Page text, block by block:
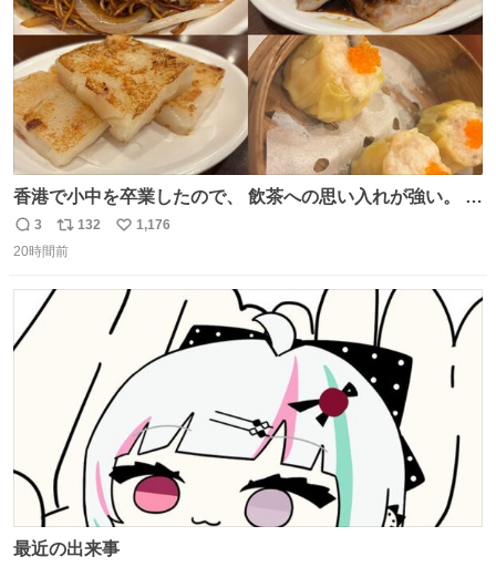
香港で小中を卒業したので、 飲茶への思い入れが強い。 常
に現地の味を探している。 横浜中華街まで行き、店を厳選
すれば流石に出会えるけど、もっと近場で気軽に行ける店
たけど、 総合的には満足。
返
信
3
リ
ポ
132
い
数
1,176
20時間前
最近の出来事